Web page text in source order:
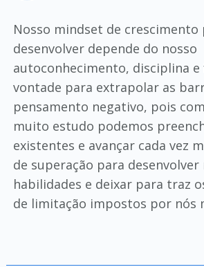
Nosso mindset de crescimento
desenvolver depende do nosso
autoconhecimento, disciplina e
vontade para extrapolar as
pensamento negativo, pois
muito estudo podemos
existentes e avançar cada vez
de superação para desenvolver
habilidades e deixar para traz
de limitação impostos por nós